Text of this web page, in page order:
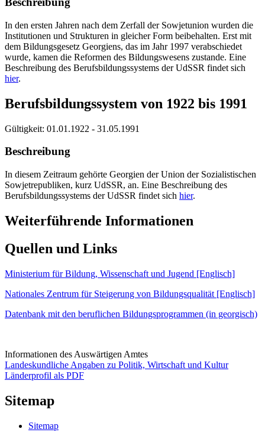
In den ersten Jahren nach dem Zerfall der Sowjetunion wurden die
Institutionen und Strukturen in gleicher Form beibehalten. Erst mit
dem Bildungsgesetz Georgiens, das im Jahr 1997 verabschiedet
wurde, kamen die Reformen des Bildungswesens zustande. Eine
Beschreibung des Berufsbildungssystems der UdSSR findet sich
hier.
Berufsbildungssystem von 1922 bis 1991
Gültigkeit: 01.01.1922 - 31.05.1991
Beschreibung
In diesem Zeitraum gehörte Georgien der Union der Sozialistischen
Sowjetrepubliken, kurz UdSSR, an. Eine Beschreibung des
Berufsbildungssystems der UdSSR findet sich hier.
Weiterführende Informationen
Quellen und Links
Ministerium für Bildung, Wissenschaft und Jugend [Englisch]
Nationales Zentrum für Steigerung von Bildungsqualität [Englisch]
Datenbank mit den beruflichen Bildungsprogrammen (in georgisch)
Informationen des Auswärtigen Amtes
Landeskundliche Angaben zu Politik, Wirtschaft und Kultur
Länderprofil als PDF
Sitemap
Sitemap